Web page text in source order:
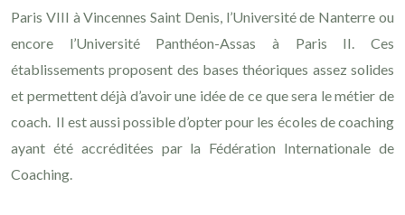
Paris VIII à Vincennes Saint Denis, l’Université de Nanterre ou
encore l’Université Panthéon-Assas à Paris II. Ces
établissements proposent des bases théoriques assez solides
et permettent déjà d’avoir une idée de ce que sera le métier de
coach. Il est aussi possible d’opter pour les écoles de coaching
ayant été accréditées par la Fédération Internationale de
Coaching.